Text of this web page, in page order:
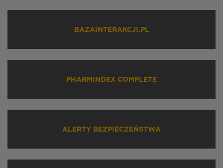
BAZAINTERAKCJI.PL
PHARMINDEX COMPLETE
ALERTY BEZPIECZEŃSTWA